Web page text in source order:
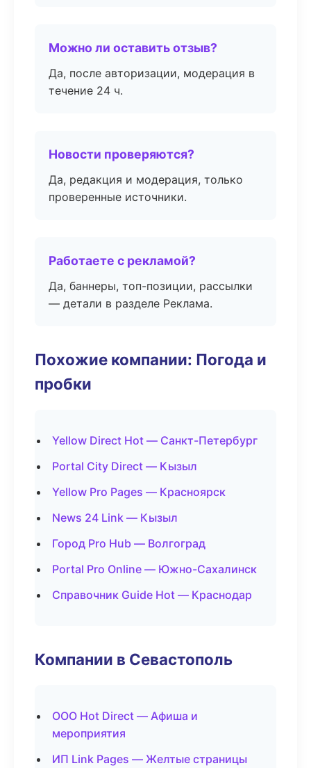
Можно ли оставить отзыв?
Да, после авторизации, модерация в
течение 24 ч.
Новости проверяются?
Да, редакция и модерация, только
проверенные источники.
Работаете с рекламой?
Да, баннеры, топ-позиции, рассылки
— детали в разделе Реклама.
Похожие компании: Погода и
пробки
Yellow Direct Hot — Санкт-Петербург
Portal City Direct — Кызыл
Yellow Pro Pages — Красноярск
News 24 Link — Кызыл
Город Pro Hub — Волгоград
Portal Pro Online — Южно-Сахалинск
Справочник Guide Hot — Краснодар
Компании в Севастополь
ООО Hot Direct — Афиша и
мероприятия
ИП Link Pages — Желтые страницы